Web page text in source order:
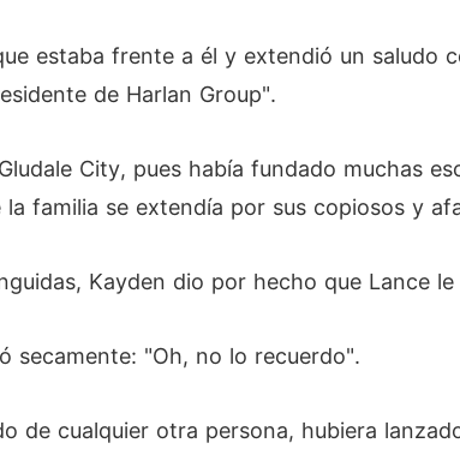
estaba frente a él y extendió un saludo
de Harlan Group".
City, pues había fundado muchas
familia se extendía por sus copiosos y
Kayden dio por hecho que Lance
secamente: "Oh, no lo recuerdo".
de cualquier otra persona, hubiera